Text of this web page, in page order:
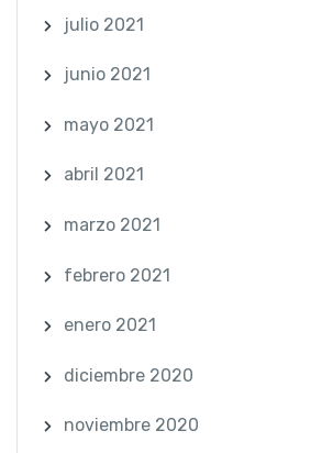
julio 2021
junio 2021
mayo 2021
abril 2021
marzo 2021
febrero 2021
enero 2021
diciembre 2020
noviembre 2020